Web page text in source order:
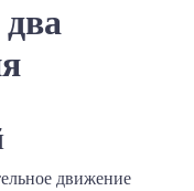
движение